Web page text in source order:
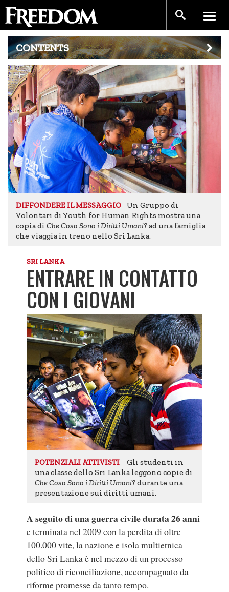
CONTENTS
DIFFONDERE IL MESSAGGIO
Un Gruppo di
Volontari di Youth for Human Rights mostra una
copia di Che Cosa Sono i Diritti Umani?ad una famiglia
che viaggia in treno nello Sri Lanka.
SRI LANKA
ENTRARE IN CONTATTO
CON I GIOVANI
POTENZIALI ATTIVISTI
Gli studenti in
una classe dello Sri Lanka leggono copie di
Che Cosa Sono i Diritti Umani?durante una
presentazione sui diritti umani.
A seguito di una guerra civile durata 26 anni
e terminata nel 2009 con la perdita di oltre
100.000 vite, la nazione e isola multietnica
dello Sri Lanka è nel mezzo di un processo
politico di riconciliazione, accompagnato da
riforme promesse da tanto tempo.